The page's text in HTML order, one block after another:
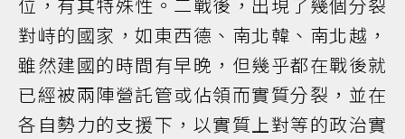
對峙的國家，如東西德、南北韓、南北越，
雖然建國的時間有早晚，但幾乎都在戰後就
已經被兩陣營託管或佔領而實質分裂，並在
各自勢力的支援下，以實質上對等的政治實